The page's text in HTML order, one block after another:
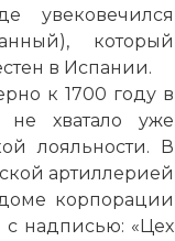
увековечился
который
в Испании.
к 1700 году в
не хватало уже
лояльности. В
артиллерией
корпорации
с надписью: «Цех